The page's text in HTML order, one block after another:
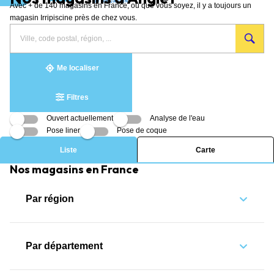
Aller au contenu
Avec + de 140 magasins en France, où que vous soyez, il y a toujours un
magasin Irripiscine près de chez vous.
Rechercher
Veuillez
renseigner
{{count}}
résultat(s)
Me localiser
Filtres
Ouvert actuellement
Analyse de l'eau
Pose liner
Pose de coque
Liste Carte
Nos magasins en France
Par région
Par département